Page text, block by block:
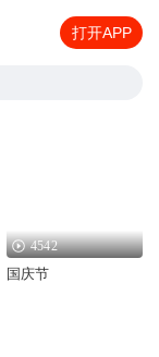
打开APP
4542
国庆节